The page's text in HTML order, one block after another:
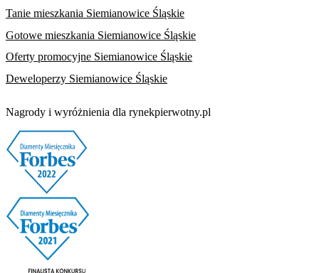
Tanie mieszkania Siemianowice Śląskie
Gotowe mieszkania Siemianowice Śląskie
Oferty promocyjne Siemianowice Śląskie
Deweloperzy Siemianowice Śląskie
Nagrody i wyróżnienia dla rynekpierwotny.pl